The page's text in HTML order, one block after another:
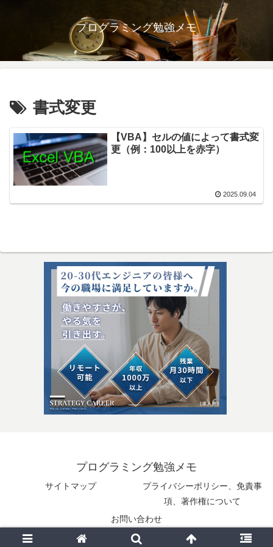
プログラミング勉強メモ
書式変更
【VBA】セルの値によって書式変
更（例：100以上を赤字）
2025.09.04
プログラミング勉強メモ
サイトマップ
プライバシーポリシー、免責事
項、著作権について
お問い合わせ
© 2025 プログラミング勉強メモ.